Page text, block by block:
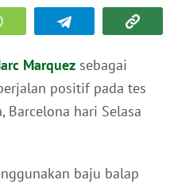
Marquez sebagai
positif pada tes
Barcelona hari Selasa
baju balap